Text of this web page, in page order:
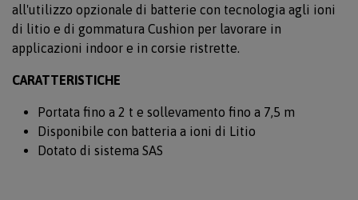
all'utilizzo opzionale di batterie con tecnologia agli ioni
di litio e di gommatura Cushion per lavorare in
applicazioni indoor e in corsie ristrette.
CARATTERISTICHE
Portata fino a 2 t e sollevamento fino a 7,5 m
Disponibile con batteria a ioni di Litio
Dotato di sistema SAS